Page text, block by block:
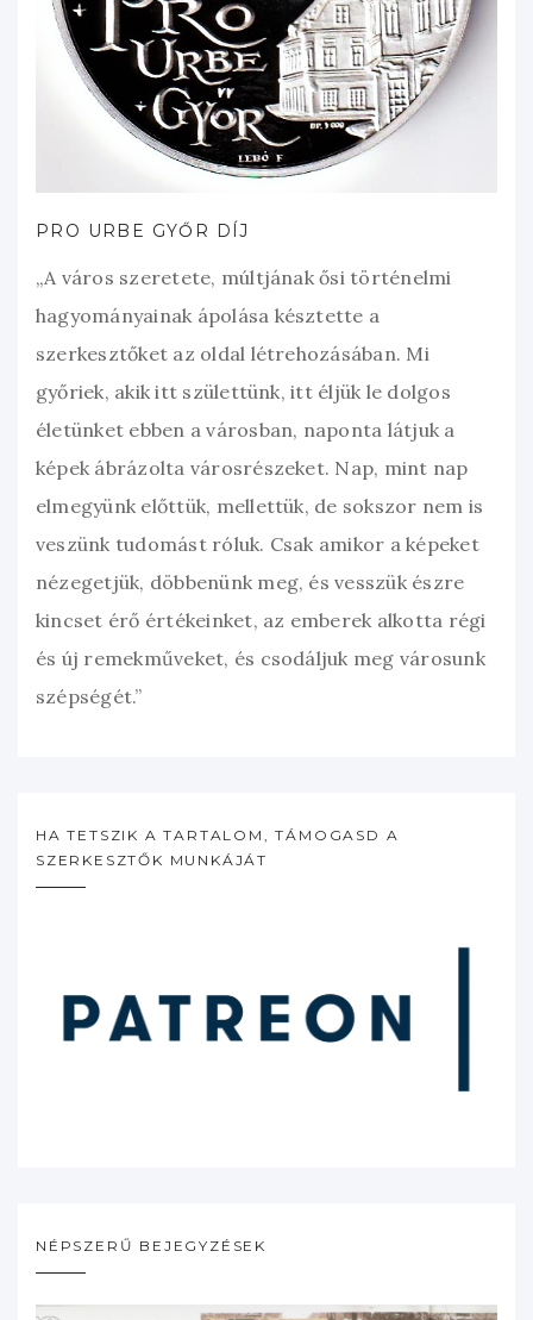
PRO URBE GYŐR DÍJ
„A város szeretete, múltjának ősi történelmi
hagyományainak ápolása késztette a
szerkesztőket az oldal létrehozásában. Mi
győriek, akik itt születtünk, itt éljük le dolgos
életünket ebben a városban, naponta látjuk a
képek ábrázolta városrészeket. Nap, mint nap
elmegyünk előttük, mellettük, de sokszor nem is
veszünk tudomást róluk. Csak amikor a képeket
nézegetjük, döbbenünk meg, és vesszük észre
kincset érő értékeinket, az emberek alkotta régi
és új remekműveket, és csodáljuk meg városunk
szépségét.”
HA TETSZIK A TARTALOM, TÁMOGASD A
SZERKESZTŐK MUNKÁJÁT
NÉPSZERŰ BEJEGYZÉSEK